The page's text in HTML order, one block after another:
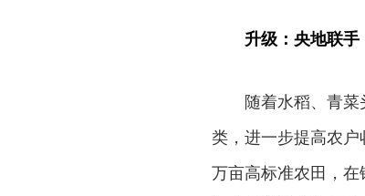
升级：央地联
随着水稻、青菜
类，进一步提高农户
万亩高标准农田，